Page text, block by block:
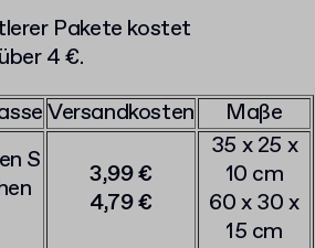
Pakete kostet
4 €.
Versandkosten Maße
S
3,99 €
4,79 €
35 x 25 x
10 cm
60 x 30 x
15 cm